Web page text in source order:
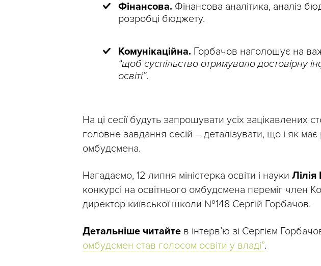
Фінансова. Фінансова аналітика, аналіз
розробці бюджету.
Комунікаційна. Горбачов наголошує на
“щоб суспільство отримувало достовірну
освіті”.
На ці сесії будуть запрошувати усіх зацікавлених
головне завдання сесій – деталізувати, що і як
омбудсмена.
Нагадаємо, 12 липня міністерка освіти і науки
конкурсі на освітнього омбудсмена переміг член
директор київської школи №148 Сергій Горбачов.
Детальніше читайте в інтерв’ю зі Сергієм
омбудсмен став голосом освіти у владі”.